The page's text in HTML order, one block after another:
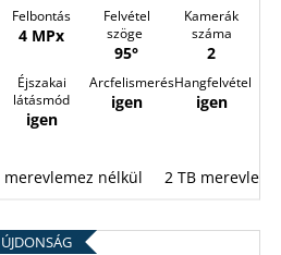
Felbontás
4 MPx
Felvétel
szöge
95°
Kamerák
száma
2
Éjszakai
látásmód
igen
Arcfelismerés
igen
Hangfelvétel
igen
merevlemez nélkül 2 TB merevlemez
ÚJDONSÁG